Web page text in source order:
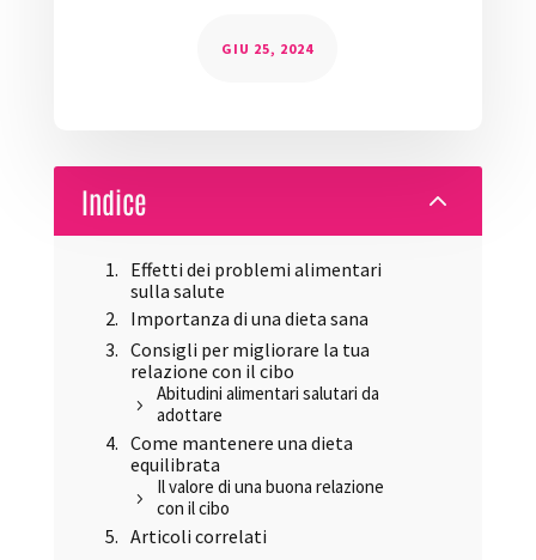
GIU 25, 2024
Indice 2
Effetti dei problemi alimentari
sulla salute
Importanza di una dieta sana
Consigli per migliorare la tua
relazione con il cibo
Abitudini alimentari salutari da
adottare
Come mantenere una dieta
equilibrata
Il valore di una buona relazione
con il cibo
Articoli correlati